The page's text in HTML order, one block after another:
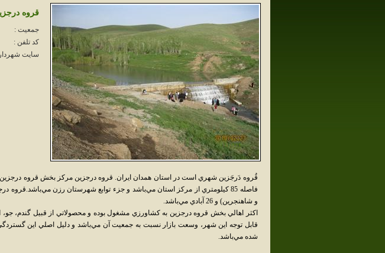
قروه
جمعیت :
کد تلفن :
سایت
قُروه دَرجَزين شهري است در استان همدان ايران. قروه درجزين مرکز بخش قروه
و شاهنجرين) و 26 آبادي مي‌باشد.
اکثر اهالي بخش قروه درجزين به کشاورزي مشغول بوده و محصولاتي از قبيل گندم،
قابل توجه اين شهر، وسعت بازار نسبت به جمعيت آن مي‌باشد و دليل اصلي اين
شده مي‌باشد.